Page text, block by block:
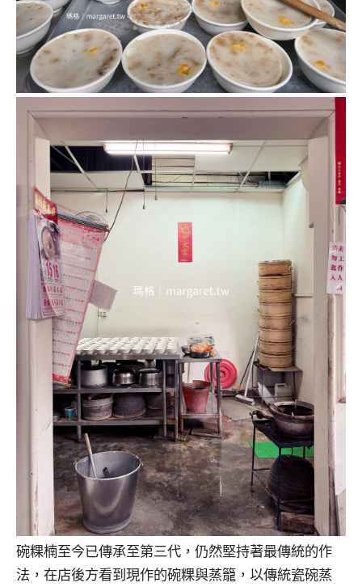
碗粿楠至今已傳承至第三代，仍然堅持著最傳統的作
法，在店後方看到現作的碗粿與蒸籠，以傳統瓷碗蒸